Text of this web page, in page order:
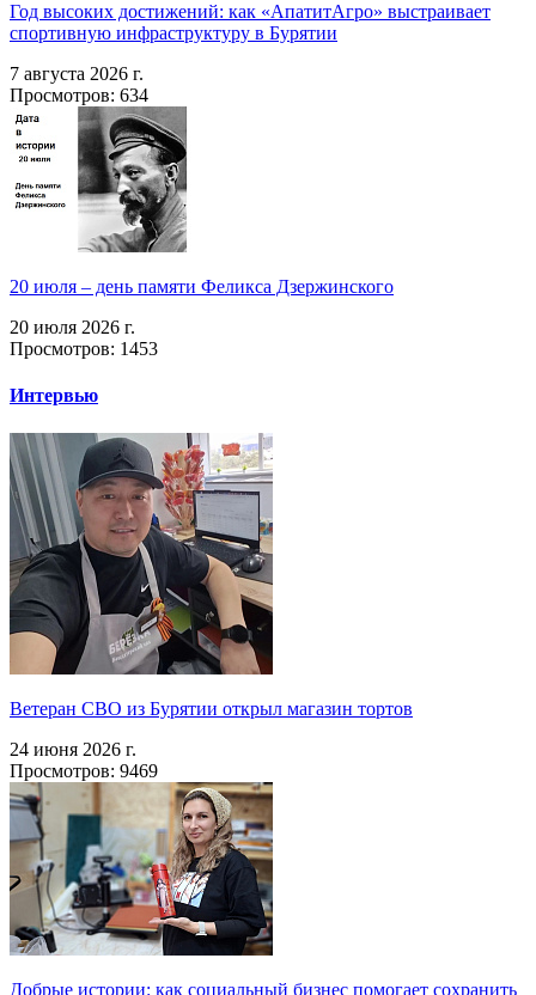
Год высоких достижений: как «АпатитАгро» выстраивает
спортивную инфраструктуру в Бурятии
7 августа 2026 г.
Просмотров: 634
20 июля – день памяти Феликса Дзержинского
20 июля 2026 г.
Просмотров: 1453
Интервью
Ветеран СВО из Бурятии открыл магазин тортов
24 июня 2026 г.
Просмотров: 9469
Добрые истории: как социальный бизнес помогает сохранить